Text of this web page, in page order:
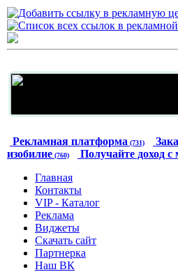
Рекламная платформа (731)
изобилие (760) Получайте доход с
Главная
Контакты
VIP - Каталог
Реклама
Виджеты
Скачать сайт
Партнерка
Наш ВК